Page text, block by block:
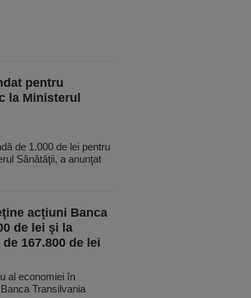
pentru
la Ministerul
de 1.000 de lei pentru
Sănătăţii, a anunţat
acţiuni Banca
de lei şi la
167.800 de lei
al economiei în
Transilvania